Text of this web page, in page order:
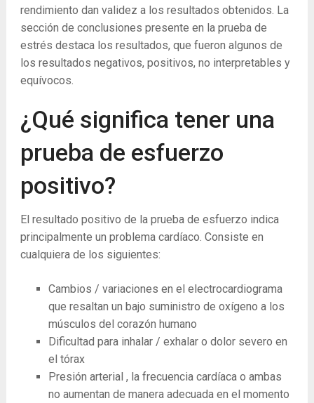
rendimiento dan validez a los resultados obtenidos. La
sección de conclusiones presente en la prueba de
estrés destaca los resultados, que fueron algunos de
los resultados negativos, positivos, no interpretables y
equívocos.
¿Qué significa tener una
prueba de esfuerzo
positivo?
El resultado positivo de la prueba de esfuerzo indica
principalmente un problema cardíaco. Consiste en
cualquiera de los siguientes:
Cambios / variaciones en el electrocardiograma
que resaltan un bajo suministro de oxígeno a los
músculos del corazón humano
Dificultad para inhalar / exhalar o dolor severo en
el tórax
Presión arterial , la frecuencia cardíaca o ambas
no aumentan de manera adecuada en el momento